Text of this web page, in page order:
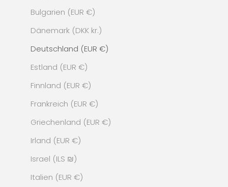
Bulgarien (EUR €)
Dänemark (DKK kr.)
Deutschland (EUR €)
Estland (EUR €)
Finnland (EUR €)
Frankreich (EUR €)
Griechenland (EUR €)
Irland (EUR €)
Israel (ILS ₪)
Italien (EUR €)